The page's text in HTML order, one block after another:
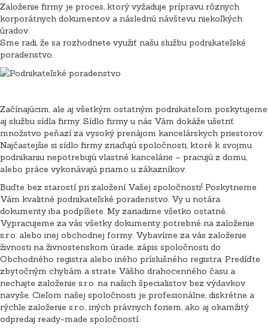
Založenie firmy je proces, ktorý vyžaduje prípravu rôznych
korporátnych dokumentov a následnú návštevu niekoľkých
úradov.
Sme radi, že sa rozhodnete využiť našu službu podnikateľské
poradenstvo.
Začínajúcim, ale aj všetkým ostatným podnikateľom poskytujeme
aj službu sídla firmy. Sídlo firmy u nás Vám dokáže ušetriť
množstvo peňazí za vysoký prenájom kancelárskych priestorov.
Najčastejšie si sídlo firmy zriaďujú spoločnosti, ktoré k svojmu
podnikaniu nepotrebujú vlastné kancelárie – pracujú z domu,
alebo práce vykonávajú priamo u zákazníkov.
Buďte bez starostí pri založení Vašej spoločnosti! Poskytneme
Vám kvalitné podnikateľské poradenstvo. Vy u notára
dokumenty iba podpíšete. My zariadime všetko ostatné.
Vypracujeme za vás všetky dokumenty potrebné na založenie
s.r.o. alebo inej obchodnej formy. Vybavíme za vás založenie
živnosti na živnostenskom úrade, zápis spoločnosti do
Obchodného registra alebo iného príslušného registra. Predíďte
zbytočným chybám a strate Vášho drahocenného času a
nechajte založenie s.r.o. na našich špecialistov bez výdavkov
navyše. Cieľom našej spoločnosti je profesionálne, diskrétne a
rýchle založenie s.r.o., iných právnych foriem, ako aj okamžitý
odpredaj ready-made spoločností.